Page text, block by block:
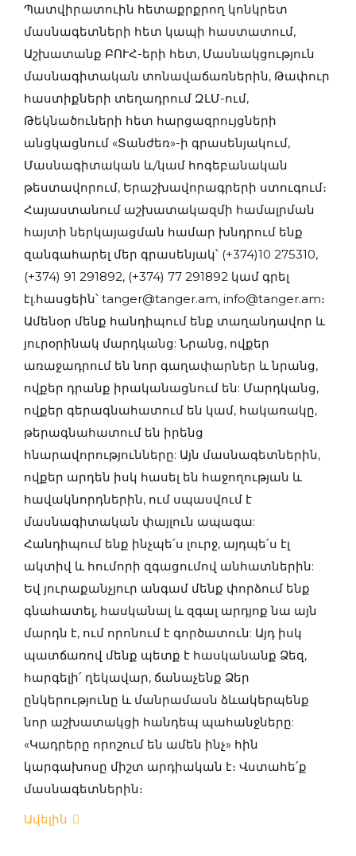
Պատվիրատուին հետաքրքրող կոնկրետ
մասնագետների հետ կապի հաստատում,
Աշխատանք ԲՈՒՀ-երի հետ, Մասնակցություն
մասնագիտական տոնավաճառներին, Թափուր
հաստիքների տեղադրում ԶԼՄ-ում,
Թեկնածուների հետ հարցազրույցների
անցկացնում «Տանժեռ»-ի գրասենյակում,
Մասնագիտական և/կամ հոգեբանական
թեստավորում, Երաշխավորագրերի ստուգում։
Հայաստանում աշխատակազմի համալրման
հայտի ներկայացման համար խնդրում ենք
զանգահարել մեր գրասենյակ՝ (+374)10 275310,
(+374) 91 291892, (+374) 77 291892 կամ գրել
էլ.հասցեին՝ tanger@tanger.am, info@tanger.am։
Ամենօր մենք հանդիպում ենք տաղանդավոր և
յուրօրինակ մարդկանց: Նրանց, ովքեր
առաջադրում են նոր գաղափարներ և նրանց,
ովքեր դրանք իրականացնում են: Մարդկանց,
ովքեր գերագնահատում են կամ, հակառակը,
թերագնահատում են իրենց
հնարավորությունները: Այն մասնագետներին,
ովքեր արդեն իսկ հասել են հաջողության և
հավակնորդներին, ում սպասվում է
մասնագիտական փայլուն ապագա:
Հանդիպում ենք ինչպե՛ս լուրջ, այդպե՛ս էլ
ակտիվ և հումորի զգացումով անհատներին:
Եվ յուրաքանչյուր անգամ մենք փորձում ենք
գնահատել, հասկանալ և զգալ արդյոք նա այն
մարդն է, ում որոնում է գործատուն: Այդ իսկ
պատճառով մենք պետք է հասկանանք Ձեզ,
հարգելի՛ ղեկավար, ճանաչենք Ձեր
ընկերությունը և մանրամասն ձևակերպենք
նոր աշխատակցի հանդեպ պահանջները:
«Կադրերը որոշում են ամեն ինչ» հին
կարգախոսը միշտ արդիական է։ Վստահե՛ք
մասնագետներին։
Ավելին